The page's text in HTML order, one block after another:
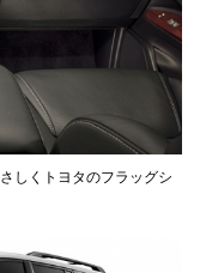
しくトヨタのフラッグシ